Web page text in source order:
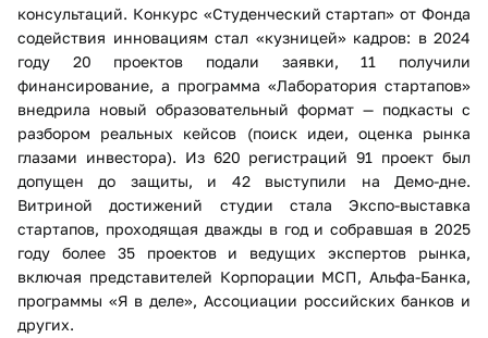
консультаций. Конкурс «Студенческий стартап» от Фонда
содействия инновациям стал «кузницей» кадров: в 2024
году 20 проектов подали заявки, 11 получили
финансирование, а программа «Лаборатория стартапов»
внедрила новый образовательный формат — подкасты с
разбором реальных кейсов (поиск идеи, оценка рынка
глазами инвестора). Из 620 регистраций 91 проект был
допущен до защиты, и 42 выступили на Демо-дне.
Витриной достижений студии стала Экспо-выставка
стартапов, проходящая дважды в год и собравшая в 2025
году более 35 проектов и ведущих экспертов рынка,
включая представителей Корпорации МСП, Альфа-Банка,
программы «Я в деле», Ассоциации российских банков и
других.